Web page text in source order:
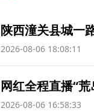
陕西潼关县城一
2026-08-06 18:08:11
网红全程直播“荒
2026-08-06 16:58:33